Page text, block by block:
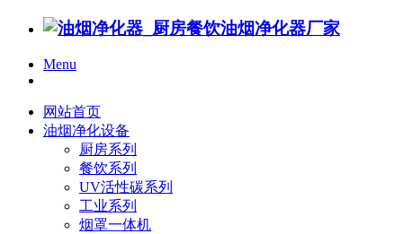
Menu
网站首页
油烟净化设备
厨房系列
餐饮系列
UV活性碳系列
工业系列
烟罩一体机